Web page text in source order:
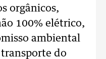
orgânicos,
100% elétrico,
ambiental
transporte do